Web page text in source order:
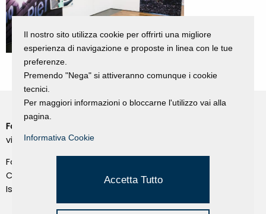
Fondazione Dino Zoli
viale Bologna 288, Forlì
Fondo dot. euro 285.000 i.v.
CF e P.IVA 03692820404
Isc.Reg Per.Giu. n. 10404
Il nostro sito utilizza cookie per offrirti una migliore
esperienza di navigazione e proposte in linea con le tue
preferenze.
Premendo "Nega" si attiveranno comunque i cookie
tecnici.
Per maggiori informazioni o bloccarne l'utilizzo vai alla
pagina.
Informativa Cookie
Accetta Tutto